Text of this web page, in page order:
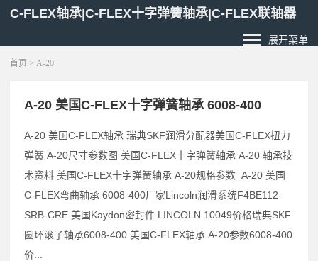
C-FLEX轴承|C-FLEX十字弹簧轴承|C-FLEX联轴器
展开菜单
首页 > A-20
A-20 美国C-FLEX十字弹簧轴承 6008-400
A-20 美国C-FLEX轴承 瑞典SKF润滑分配器美国C-FLEX扭力
弹簧 A-20尺寸参数图 美国C-FLEX十字弹簧轴承 A-20 轴承技
术资料 美国C-FLEX十字弹簧轴承 A-20规格参数 A-20 美国
C-FLEX弯曲轴承 6008-400厂家Lincoln润滑系统F4BE112-
SRB-CRE 美国Kaydon密封件 LINCOLN 10049价格瑞典SKF
圆环滚子轴承6008-400 美国C-FLEX轴承 A-20参数6008-400
价...